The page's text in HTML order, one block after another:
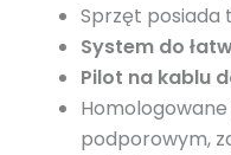
Sprzęt posiada
System do
Pilot na kablu
podporowym,